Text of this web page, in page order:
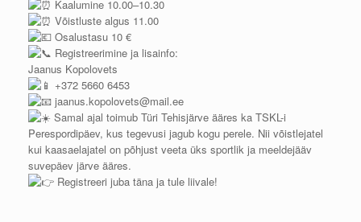
Kaalumine 10.00–10.30
Võistluste algus 11.00
Osalustasu 10 €
Registreerimine ja lisainfo:
Jaanus Kopolovets
+372 5660 6453
jaanus.kopolovets@mail.ee
Samal ajal toimub Türi Tehisjärve ääres ka TSKL-i
Perespordipäev, kus tegevusi jagub kogu perele. Nii võistlejatel
kui kaasaelajatel on põhjust veeta üks sportlik ja meeldejääv
suvepäev järve ääres.
Registreeri juba täna ja tule liivale!